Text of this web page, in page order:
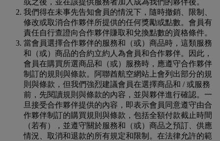
或之後，並在該提供服務者加入成為我們的夥伴後。
我們得在未事先告知會員的情況下，隨時撤銷、限制、
修改或取消合作夥伴所提供的任何獎勵或點數。會員有
責任自行查證向合作夥伴賺取和兌換點數的資格條件。
當會員選擇合作夥伴的服務和（或）商品時，這類服務
和（或）商品的合約立約人為會員和合作夥伴。因此，
會員在購買所選商品和（或）服務時，應遵守合作夥伴
制訂的規則與條款。阿聯酋航空網站上會列出部分的規
則與條款，但我們強烈建議會員在選擇商品和 / 或服務
前，先閱讀規則與條款的內容，並與夥伴進行確認。一
旦接受合作夥伴提供的內容，即表示會員同意遵守由合
作夥伴制訂的購買規則與條款，包括全額付款截止時間
（若有），並遵守關於服務和（或）商品之預訂、供應
情況、取消和退款的所有規定和限制。在法律允許的範